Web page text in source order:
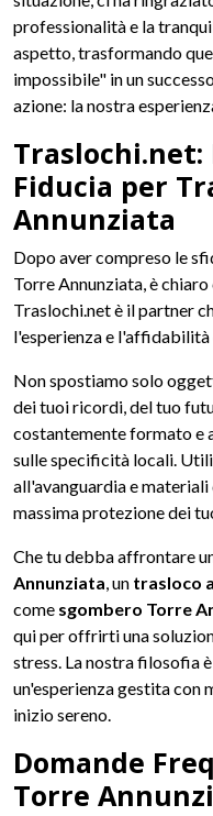
professionalità e la
aspetto, trasformando
impossibile" in un
azione: la nostra
Fiducia per
Annunziata
Dopo aver compreso le
Torre Annunziata, è
Traslochi.net è il partner
l'esperienza e l'affidabilità
Non spostiamo solo
dei tuoi ricordi, del tuo
costantemente formato e
sulle specificità locali.
all'avanguardia e
massima protezione dei
Che tu debba affrontare
Annunziata, un trasloco
come sgombero Torre
qui per offrirti una
stress. La nostra filosofia
un'esperienza gestita con
inizio sereno.
Domande
Torre